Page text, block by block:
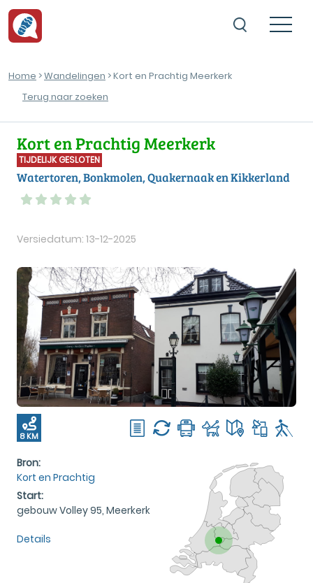
Home >Wandelingen > Kort en Prachtig Meerkerk
Terug naar zoeken
Kort en Prachtig Meerkerk
TIJDELIJK GESLOTEN
Watertoren, Bonkmolen, Quakernaak en Kikkerland
Versiedatum: 13-12-2025
8 KM
Bron:
Kort en Prachtig
Start:
gebouw Volley 95, Meerkerk
Details